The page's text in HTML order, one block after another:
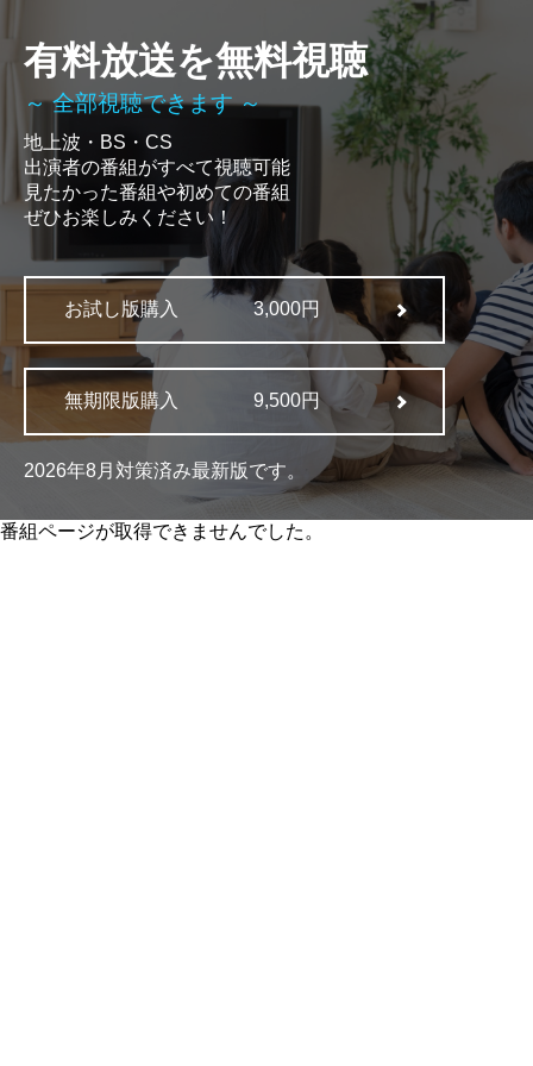
有料放送を無料視聴
～ 全部視聴できます ～
地上波・BS・CS
出演者の番組がすべて視聴可能
見たかった番組や初めての番組
ぜひお楽しみください！
お試し版購入 3,000円
無期限版購入 9,500円
2026年8月対策済み最新版です。
番組ページが取得できませんでした。